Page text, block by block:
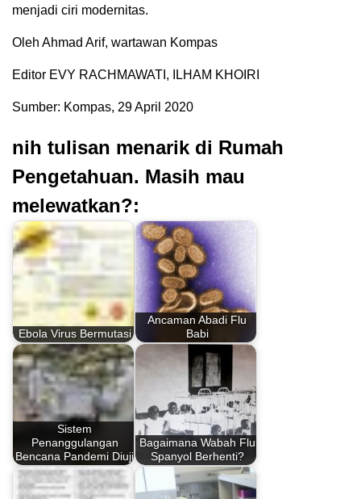
menjadi ciri modernitas.
Oleh Ahmad Arif, wartawan Kompas
Editor EVY RACHMAWATI, ILHAM KHOIRI
Sumber: Kompas, 29 April 2020
nih tulisan menarik di Rumah
Pengetahuan. Masih mau
melewatkan?:
Ebola Virus Bermutasi
Ancaman Abadi Flu
Babi
Sistem
Penanggulangan
Bencana Pandemi Diuji
Bagaimana Wabah Flu
Spanyol Berhenti?